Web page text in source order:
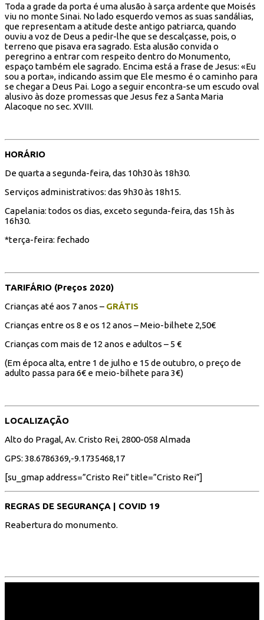
Toda a grade da porta é uma alusão à sarça ardente que Moisés
viu no monte Sinai. No lado esquerdo vemos as suas sandálias,
que representam a atitude deste antigo patriarca, quando
ouviu a voz de Deus a pedir-lhe que se descalçasse, pois, o
terreno que pisava era sagrado. Esta alusão convida o
peregrino a entrar com respeito dentro do Monumento,
espaço também ele sagrado. Encima está a frase de Jesus: «Eu
sou a porta», indicando assim que Ele mesmo é o caminho para
se chegar a Deus Pai. Logo a seguir encontra-se um escudo oval
alusivo às doze promessas que Jesus fez a Santa Maria
Alacoque no sec. XVIII.
HORÁRIO
De quarta a segunda-feira, das 10h30 às 18h30.
Serviços administrativos: das 9h30 às 18h15.
Capelania: todos os dias, exceto segunda-feira, das 15h às
16h30.
*terça-feira: fechado
TARIFÁRIO (Preços 2020)
Crianças até aos 7 anos – GRÁTIS
Crianças entre os 8 e os 12 anos – Meio-bilhete 2,50€
Crianças com mais de 12 anos e adultos – 5 €
(Em época alta, entre 1 de julho e 15 de outubro, o preço de
adulto passa para 6€ e meio-bilhete para 3€)
LOCALIZAÇÃO
Alto do Pragal, Av. Cristo Rei, 2800-058 Almada
GPS: 38.6786369,-9.1735468,17
[su_gmap address=”Cristo Rei” title=”Cristo Rei”]
REGRAS DE SEGURANÇA | COVID 19
Reabertura do monumento.